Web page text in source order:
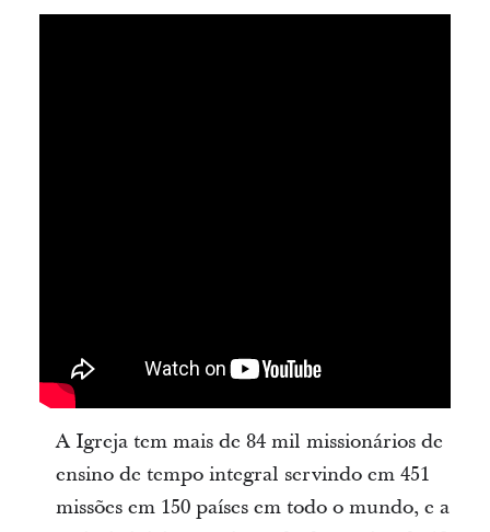
A Igreja tem mais de 84 mil missionários de
ensino de tempo integral servindo em 451
missões em 150 países em todo o mundo, e a